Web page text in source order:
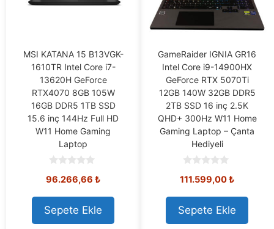
MSI KATANA 15 B13VGK-
1610TR Intel Core i7-
13620H GeForce
RTX4070 8GB 105W
16GB DDR5 1TB SSD
15.6 inç 144Hz Full HD
W11 Home Gaming
Laptop
o
t
o
f
5
96.266,66 ₺
Sepete Ekle
GameRaider IGNIA GR16
Intel Core i9-14900HX
GeForce RTX 5070Ti
12GB 140W 32GB DDR5
2TB SSD 16 inç 2.5K
QHD+ 300Hz W11 Home
Gaming Laptop – Çanta
Hediyeli
o
t
o
f
5
111.599,00₺
Sepete Ekle